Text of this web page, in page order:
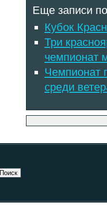
Еще записи
Кубок
Три
чемпионат
Чемпионат
среди
Поиск